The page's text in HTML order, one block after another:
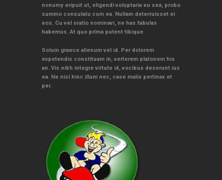
nonumy eripuit ut, eligendi voluptaria eu sea, probo
summo consulatu cum ea. Nullam deterruisset ei
eos. Cu vel oratio nominavi, ne has fabulas
habemus. At quo prima putent tibique.
Solum graece alienum vel id. Per dolorem
expetendis constituam in, verterem platonem his
an. Vis nibh integre virtute id, vocibus deserunt ius
ea. Ne nisl hinc illum nec, case malis pertinax et
per.